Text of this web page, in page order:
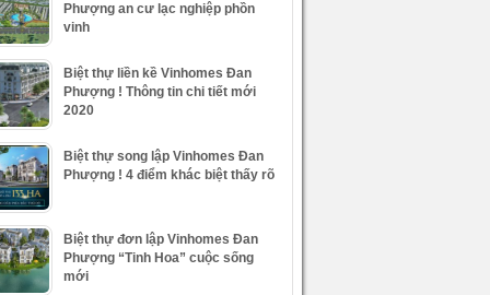
Phượng an cư lạc nghiệp phồn
vinh
Biệt thự liền kề Vinhomes Đan
Phượng ! Thông tin chi tiết mới
2020
Biệt thự song lập Vinhomes Đan
Phượng ! 4 điểm khác biệt thấy rõ
Biệt thự đơn lập Vinhomes Đan
Phượng “Tinh Hoa” cuộc sống
mới